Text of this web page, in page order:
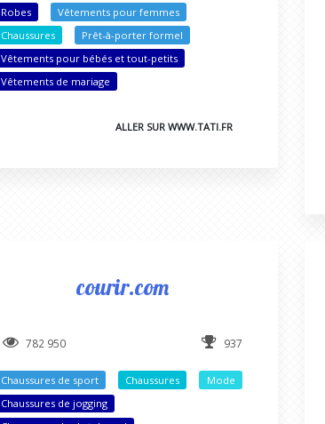
Robes
Vêtements pour femmes
Chaussures
Prêt-à-porter formel
Vêtements pour bébés et tout-petits
Vêtements de mariage
ALLER SUR WWW.TATI.FR
courir.com
782 950 937
Chaussures de sport Chaussures
Mode
Chaussures de jogging